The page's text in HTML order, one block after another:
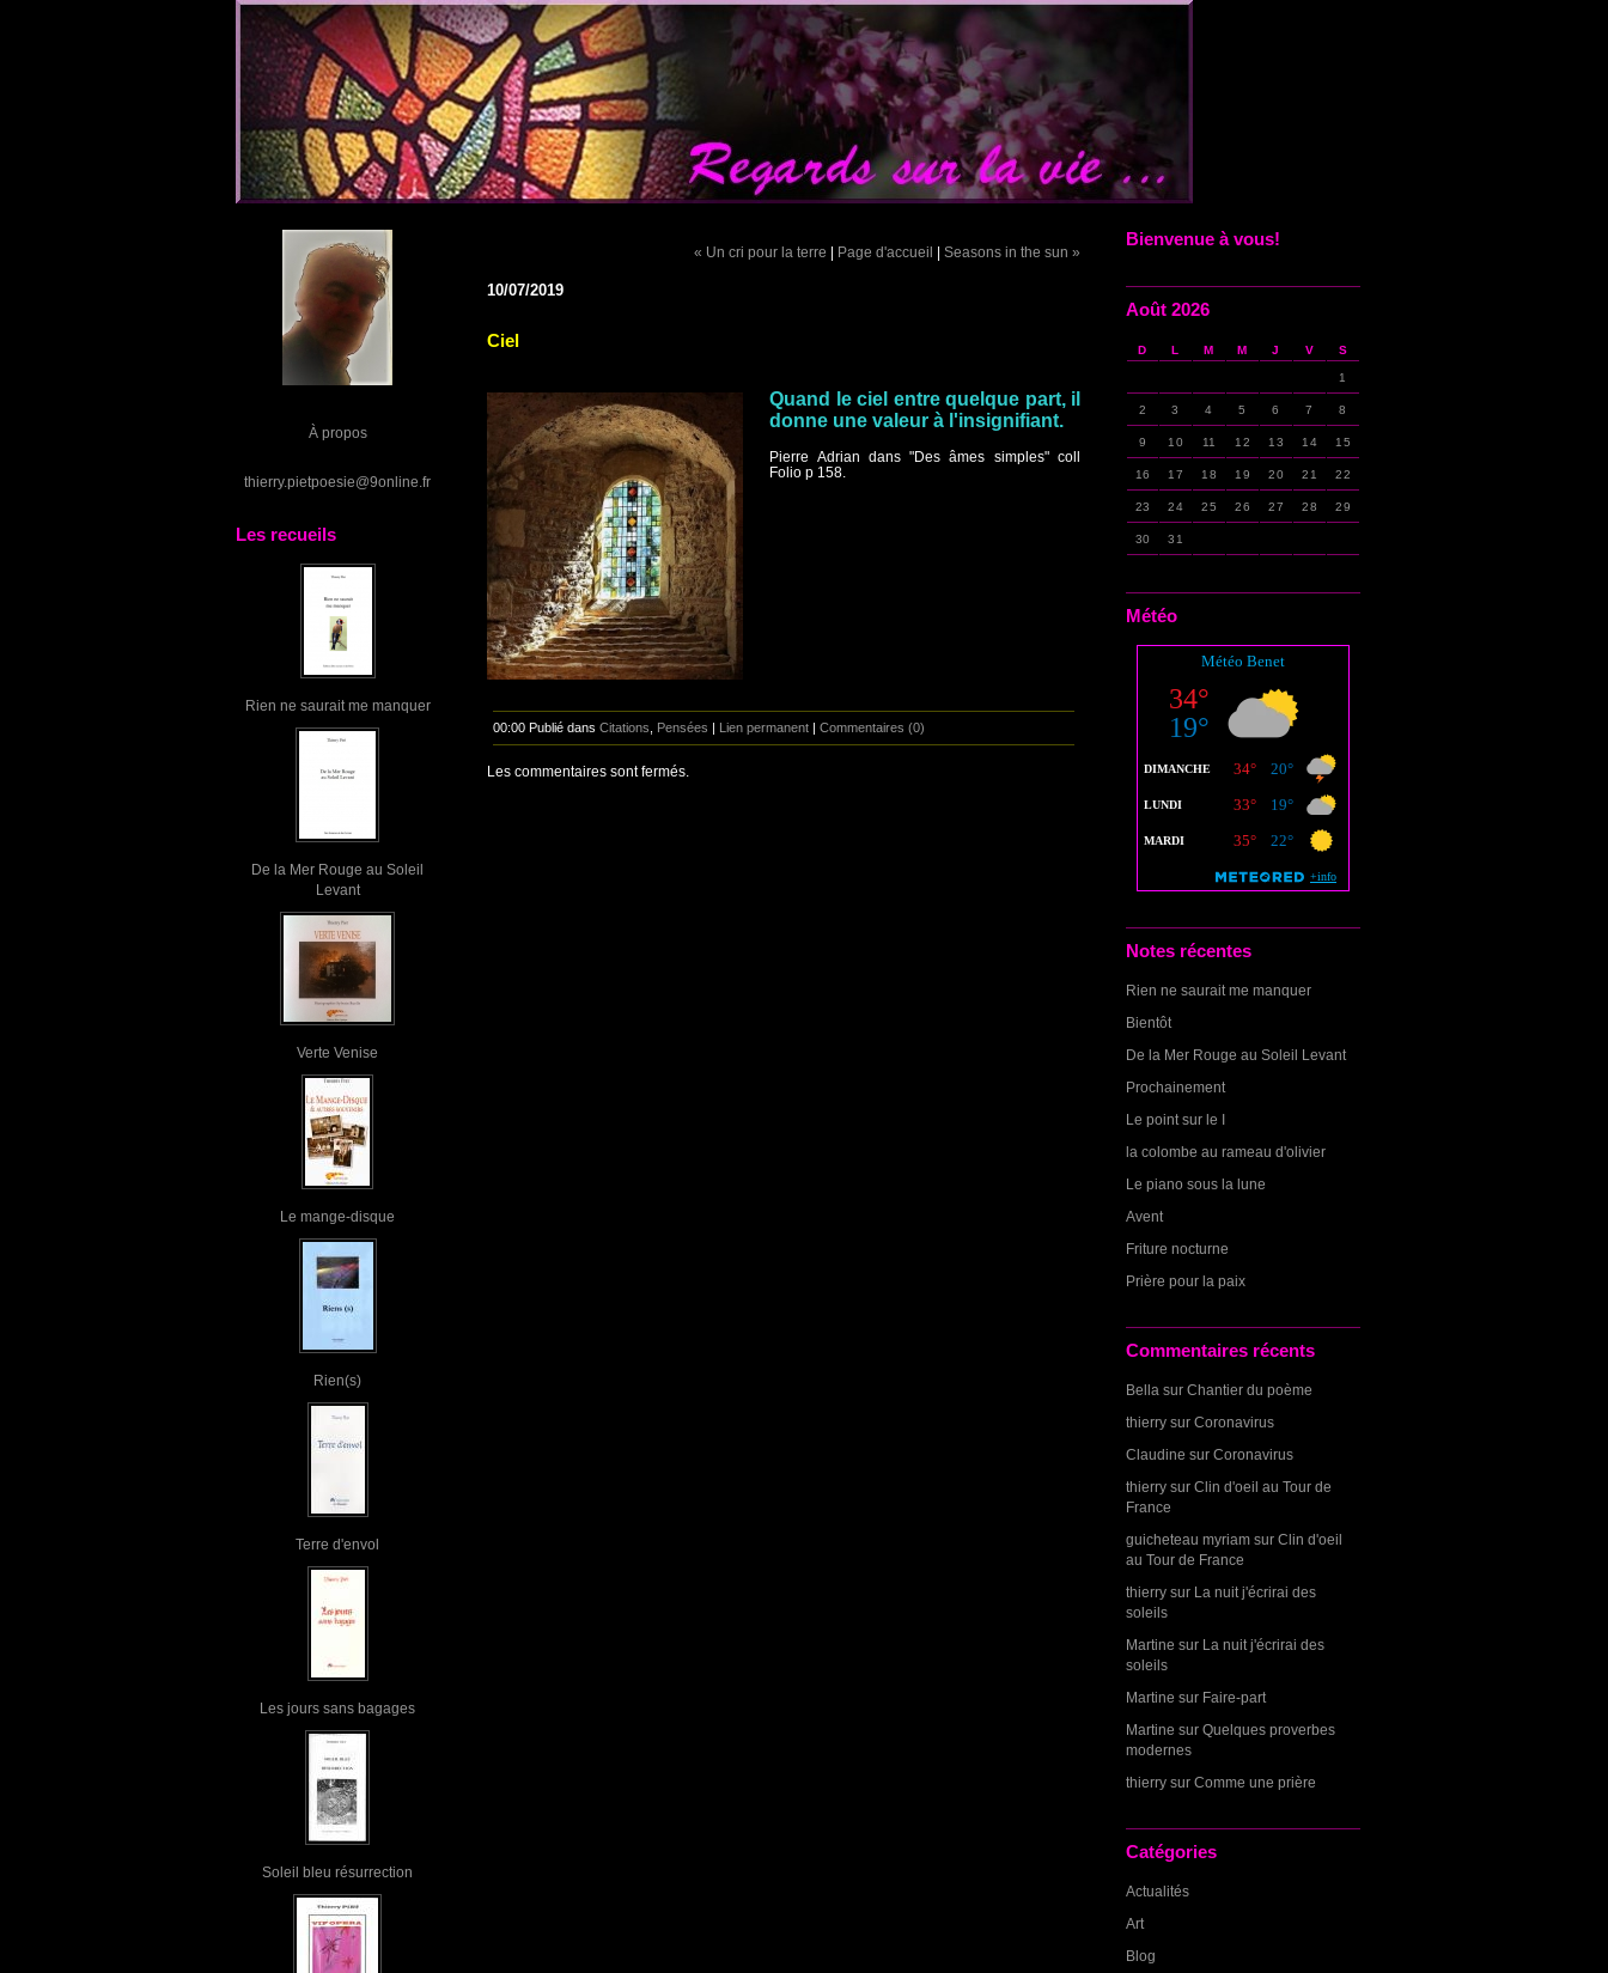
À propos
thierry.pietpoesie@9online.fr
Les recueils
Rien ne saurait me manquer
De la Mer Rouge au Soleil
Levant
Verte Venise
Le mange-disque
Rien(s)
Terre d'envol
Les jours sans bagages
Soleil bleu résurrection
Bienvenue à vous!
Août 2026
D L M M J V S
1
2 3 4 5 6 7 8
9 10 11 12 13 14 15
16 17 18 19 20 21 22
23 24 25 26 27 28 29
30 31
Météo
Notes récentes
Rien ne saurait me manquer
Bientôt
De la Mer Rouge au Soleil Levant
Prochainement
Le point sur le I
la colombe au rameau d'olivier
Le piano sous la lune
Avent
Friture nocturne
Prière pour la paix
Commentaires récents
Bella sur Chantier du poème
thierry sur Coronavirus
Claudine sur Coronavirus
thierry sur Clin d'oeil au Tour de
France
guicheteau myriam sur Clin d'oeil
au Tour de France
thierry sur La nuit j'écrirai des
soleils
Martine sur La nuit j'écrirai des
soleils
Martine sur Faire-part
Martine sur Quelques proverbes
modernes
thierry sur Comme une prière
Catégories
Actualités
Art
Blog
« Un cri pour la terre | Page d'accueil | Seasons in the sun »
10/07/2019
Ciel
Quand le ciel entre quelque part, il
donne une valeur à l'insignifiant.
Pierre Adrian dans "Des âmes simples" coll
Folio p 158.
00:00 Publié dans Citations Pensées Lien permanent Commentaires (0)
Les commentaires sont fermés.